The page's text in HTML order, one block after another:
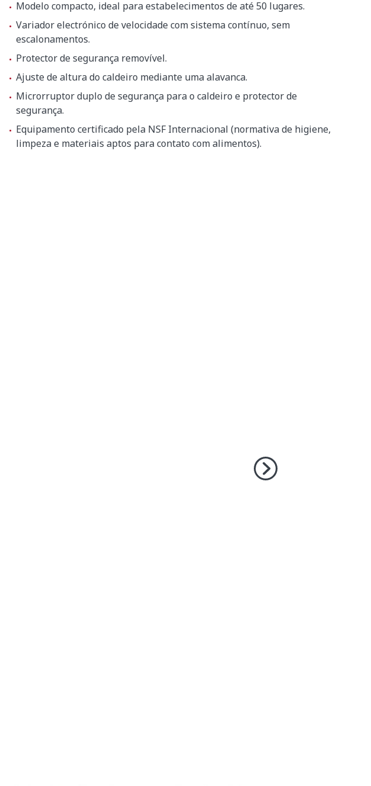
Modelo compacto, ideal para estabelecimentos de até 50 lugares.
Variador electrónico de velocidade com sistema contínuo, sem
escalonamentos.
Protector de segurança removível.
Ajuste de altura do caldeiro mediante uma alavanca.
Microrruptor duplo de segurança para o caldeiro e protector de
segurança.
Equipamento certificado pela NSF Internacional (normativa de higiene,
limpeza e materiais aptos para contato com alimentos).